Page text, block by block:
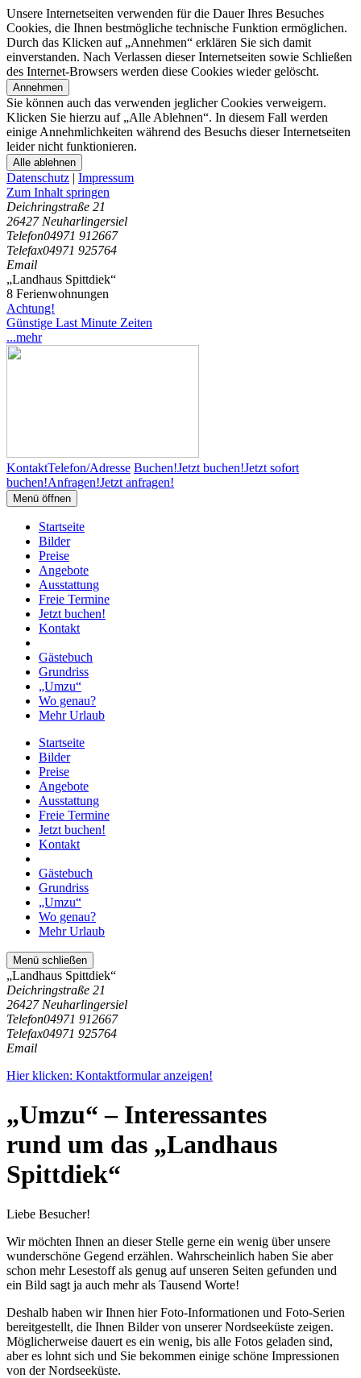
Unsere Internetseiten verwenden für die Dauer Ihres Besuches
Cookies, die Ihnen bestmögliche technische Funktion ermöglichen.
Durch das Klicken auf „Annehmen“ erklären Sie sich damit
einverstanden. Nach Verlassen dieser Internetseiten sowie Schließen
des Internet-Browsers werden diese Cookies wieder gelöscht.
Annehmen
Sie können auch das verwenden jeglicher Cookies verweigern.
Klicken Sie hierzu auf „Alle Ablehnen“. In diesem Fall werden
einige Annehmlichkeiten während des Besuchs dieser Internetseiten
leider nicht funktionieren.
Alle ablehnen
Datenschutz | Impressum
Zum Inhalt springen
Deichringstraße 21
26427 Neuharlingersiel
Telefon04971 912667
Telefax04971 925764
Email
„Landhaus Spittdiek“
8 Ferienwohnungen
Achtung!
Günstige Last Minute Zeiten
...mehr
KontaktTelefon/Adresse Buchen!Jetzt buchen!Jetzt sofort
buchen!Anfragen!Jetzt anfragen!
Menü öffnen
Startseite
Bilder
Preise
Angebote
Ausstattung
Freie Termine
Jetzt buchen!
Kontakt
Gästebuch
Grundriss
„Umzu“
Wo genau?
Mehr Urlaub
Startseite
Bilder
Preise
Angebote
Ausstattung
Freie Termine
Jetzt buchen!
Kontakt
Gästebuch
Grundriss
„Umzu“
Wo genau?
Mehr Urlaub
Menü schließen
„Landhaus Spittdiek“
Deichringstraße 21
26427 Neuharlingersiel
Telefon04971 912667
Telefax04971 925764
Email
Hier klicken: Kontaktformular anzeigen!
„Umzu“ – Interessantes
rund um das „Landhaus
Spittdiek“
Liebe Besucher!
Wir möchten Ihnen an dieser Stelle gerne ein wenig über unsere
wunderschöne Gegend erzählen. Wahrscheinlich haben Sie aber
schon mehr Lesestoff als genug auf unseren Seiten gefunden und
ein Bild sagt ja auch mehr als Tausend Worte!
Deshalb haben wir Ihnen hier Foto-Informationen und Foto-Serien
bereitgestellt, die Ihnen Bilder von unserer Nordseeküste zeigen.
Möglicherweise dauert es ein wenig, bis alle Fotos geladen sind,
aber es lohnt sich und Sie bekommen einige schöne Impressionen
von der Nordseeküste.